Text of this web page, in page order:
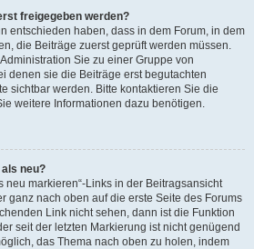
freigegeben werden?
entschieden haben, dass in dem Forum, in dem
die Beiträge zuerst geprüft werden müssen.
Sie zu einer Gruppe von
denen sie die Beiträge erst begutachten
sichtbar werden. Bitte kontaktieren Sie die
weitere Informationen dazu benötigen.
neu?
neu markieren“-Links in der Beitragsansicht
ganz nach oben auf die erste Seite des Forums
Link nicht sehen, dann ist die Funktion
seit der letzten Markierung ist nicht genügend
das Thema nach oben zu holen, indem